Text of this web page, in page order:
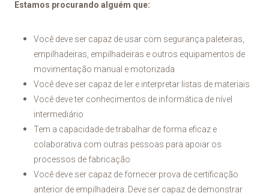
Estamos procurando alguém que:
Você deve ser capaz de usar com segurança paleteiras,
empilhadeiras, empilhadeiras e outros equipamentos de
movimentação manual e motorizada
Você deve ser capaz de ler e interpretar listas de materiais
Você deve ter conhecimentos de informática de nível
intermediário
Tem a capacidade de trabalhar de forma eficaz e
colaborativa com outras pessoas para apoiar os
processos de fabricação
Você deve ser capaz de fornecer prova de certificação
anterior de empilhadeira. Deve ser capaz de demonstrar